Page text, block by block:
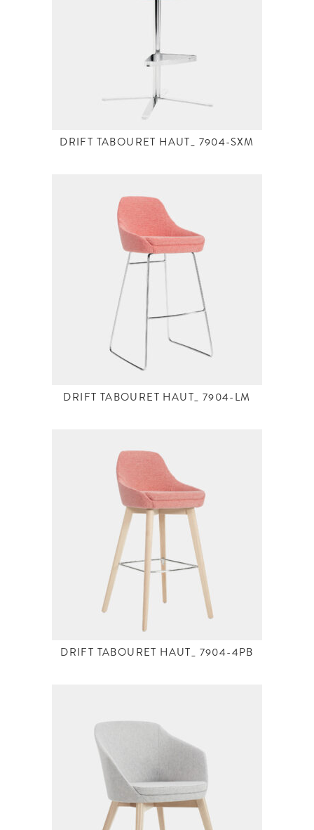
DRIFT TABOURET HAUT_ 7904-SXM
DRIFT TABOURET HAUT_ 7904-LM
DRIFT TABOURET HAUT_ 7904-4PB